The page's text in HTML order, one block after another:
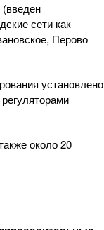
(введен
сети как
Перово
установлено
около 20